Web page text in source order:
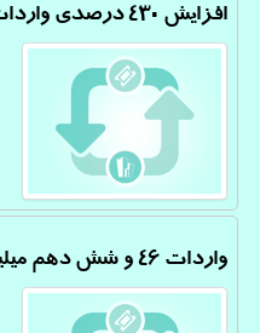
افزایش ۴۳۰ درصدی واردات از عراق
واردات ۴۶ و شش دهم میلیونی واکسن